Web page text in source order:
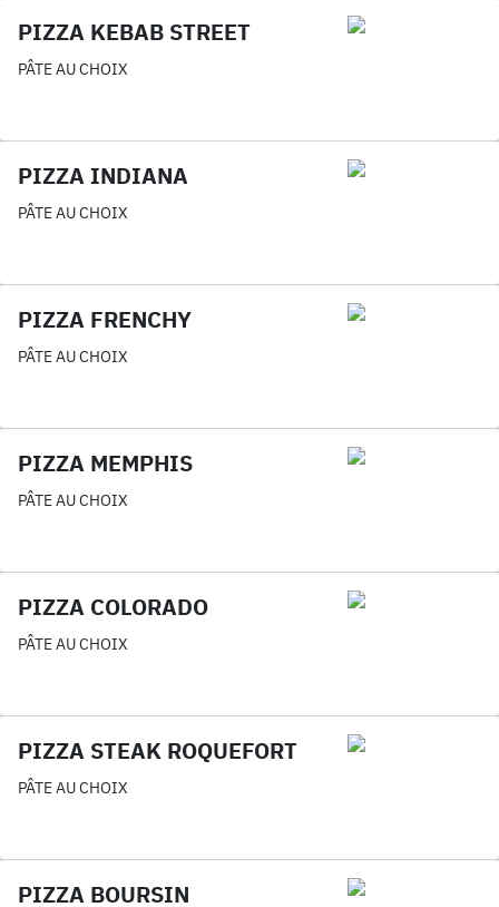
PIZZA KEBAB STREET
PÂTE AU CHOIX
PIZZA INDIANA
PÂTE AU CHOIX
PIZZA FRENCHY
PÂTE AU CHOIX
PIZZA MEMPHIS
PÂTE AU CHOIX
PIZZA COLORADO
PÂTE AU CHOIX
PIZZA STEAK ROQUEFORT
PÂTE AU CHOIX
PIZZA BOURSIN